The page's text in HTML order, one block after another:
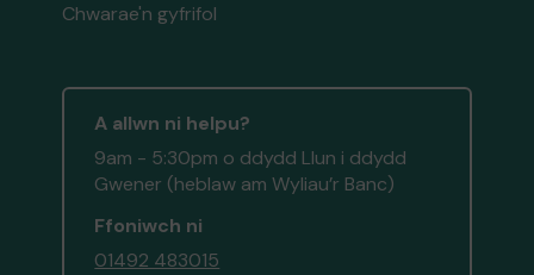
Chwarae'n gyfrifol
A allwn ni helpu?
9am - 5:30pm o ddydd Llun i ddydd
Gwener (heblaw am Wyliau’r Banc)
Ffoniwch ni
01492 483015